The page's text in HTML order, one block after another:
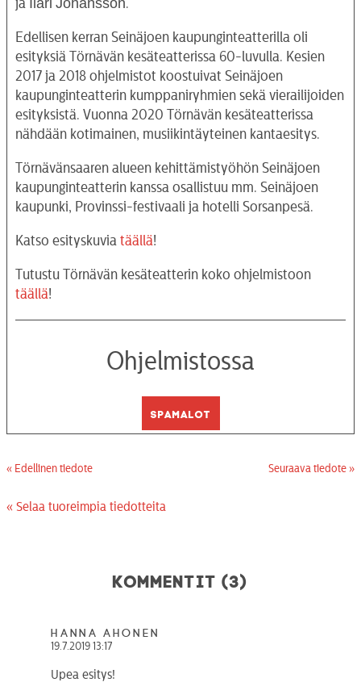
ja .
Edellisen kerran Seinäjoen kaupunginteatterilla oli
esityksiä Törnävän kesäteatterissa 60-luvulla. Kesien
2017 ja 2018 ohjelmistot koostuivat Seinäjoen
kaupunginteatterin kumppaniryhmien sekä vierailijoiden
esityksistä. Vuonna 2020 Törnävän kesäteatterissa
nähdään kotimainen, musiikintäyteinen kantaesitys.
Törnävänsaaren alueen kehittämistyöhön Seinäjoen
kaupunginteatterin kanssa osallistuu mm. Seinäjoen
kaupunki, Provinssi-festivaali ja hotelli Sorsanpesä.
Katso esityskuvia täällä!
Tutustu Törnävän kesäteatterin koko ohjelmistoon
täällä!
Ohjelmistossa
Spamalot
« Edellinen tiedote Seuraava tiedote »
« Selaa tuoreimpia tiedotteita
Kommentit (3)
Hanna Ahonen
19.7.2019 13:17
Upea esitys!